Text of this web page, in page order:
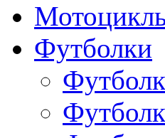
Футболки